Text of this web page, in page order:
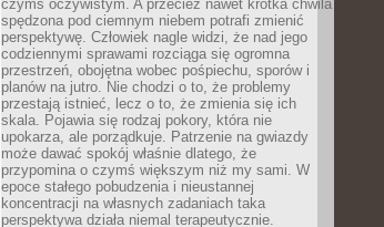
czymś oczywistym. A przecież nawet krótka chwila
spędzona pod ciemnym niebem potrafi zmienić
perspektywę. Człowiek nagle widzi, że nad jego
codziennymi sprawami rozciąga się ogromna
przestrzeń, obojętna wobec pośpiechu, sporów i
planów na jutro. Nie chodzi o to, że problemy
przestają istnieć, lecz o to, że zmienia się ich
skala. Pojawia się rodzaj pokory, która nie
upokarza, ale porządkuje. Patrzenie na gwiazdy
może dawać spokój właśnie dlatego, że
przypomina o czymś większym niż my sami. W
epoce stałego pobudzenia i nieustannej
koncentracji na własnych zadaniach taka
perspektywa działa niemal terapeutycznie.